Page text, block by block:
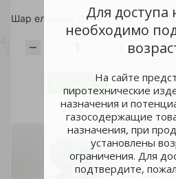
Для доступа
необходимо
На сайте
пиротехнические
назначения и
газосодержащие
назначения, при
установлены
ограничения. Для
подтвердите,
Шар елочный d40мм, серебро в ассортименте 1шт
10 руб.
В корзину